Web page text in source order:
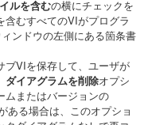
ルを含むの横にチェックを
含むすべてのVIがプログラ
ンドウの左側にある箇条書
ブVIを保存して、ユーザが
ダイアグラムを削除オプシ
ムまたはバージョンの
ある場合は、このオプショ